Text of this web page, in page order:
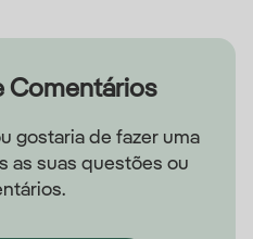
Comentários
gostaria de fazer uma
as suas questões ou